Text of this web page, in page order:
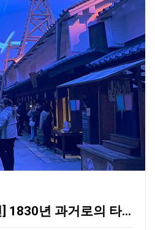
[오사카 실내 추천] 1830년 과거로의 타임슬립, 오…